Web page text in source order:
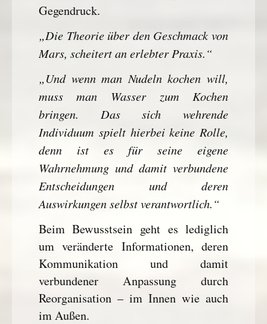
Gegendruck.
„Die Theorie über den Geschmack von
Mars, scheitert an erlebter Praxis.“
„Und wenn man Nudeln kochen will,
muss man Wasser zum Kochen
bringen. Das sich wehrende
Individuum spielt hierbei keine Rolle,
denn ist es für seine eigene
Wahrnehmung und damit verbundene
Entscheidungen und deren
Auswirkungen selbst verantwortlich.“
Beim Bewusstsein geht es lediglich
um veränderte Informationen, deren
Kommunikation und damit
verbundener Anpassung durch
Reorganisation – im Innen wie auch
im Außen.